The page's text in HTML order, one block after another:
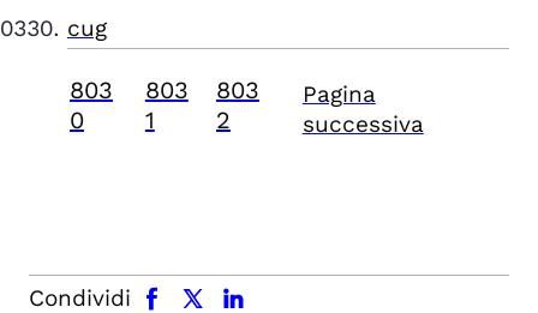
cug
803
0
803
1
803
2
Pagina
successiva
Condividi
facebook x.com linkedin